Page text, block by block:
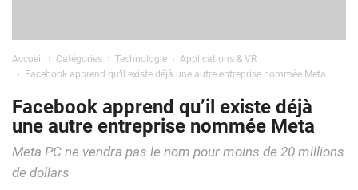
Accueil Catégories Technologie
Applications & VR
Facebook apprend qu’il existe déjà une autre entreprise nommée Meta
Facebook apprend qu’il existe déjà
une autre entreprise nommée Meta
Meta PC ne vendra pas le nom pour moins de 20 millions
de dollars